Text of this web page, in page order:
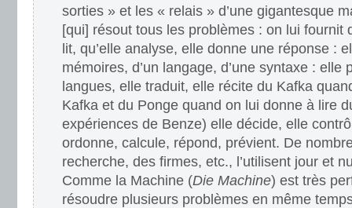
sorties » et les « relais » d’une gigantesque
[qui] résout tous les problèmes : on lui fournit
lit, qu’elle analyse, elle donne une réponse :
mémoires, d’un langage, d’une syntaxe : elle
langues, elle traduit, elle récite du Kafka
Kafka et du Ponge quand on lui donne à lire
expériences de Benze) elle décide, elle
ordonne, calcule, répond, prévient. De
recherche, des firmes, etc., l’utilisent jour et
Comme la Machine (Die Machine) est très
résoudre plusieurs problèmes en même